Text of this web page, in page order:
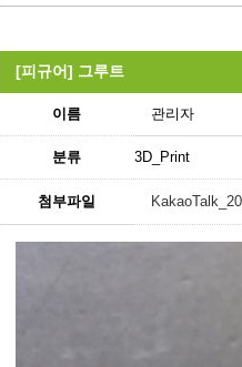
[피규어] 그루트
이름 관리자
분류 3D_Print
첨부파일